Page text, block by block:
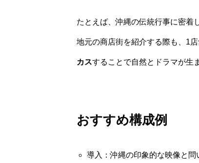
たとえば、沖縄の伝統行事に密着
地元の商店街を紹介する際も、1
カスすることで自然とドラマが生
おすすめ構成例
導入：沖縄の印象的な映像と問